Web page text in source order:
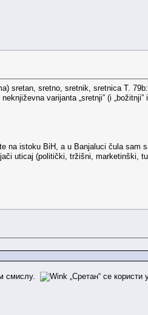
sretan, sretno, sretnik, sretnica T.
varijanta „sretnji” (i „božitnji”
na istoku BiH, a u Banjaluci čula sam
uticaj (politički, tržišni, marketinški,
смислу.
„Сретан“ се користи